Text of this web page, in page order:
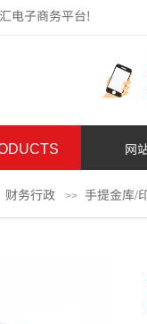
电子商务平台!
网
财务行政 >> 手提金库/